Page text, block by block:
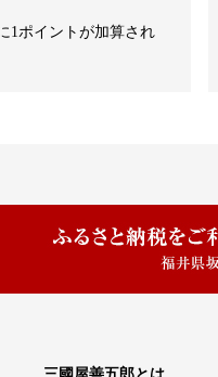
1ポイントが加算され